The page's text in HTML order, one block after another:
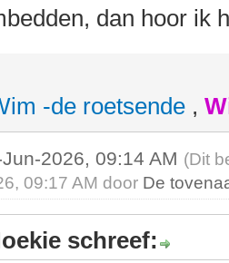
dan hoor ik
-de roetsende ,
2026, 09:14 AM (Dit
09:17 AM door De
schreef: